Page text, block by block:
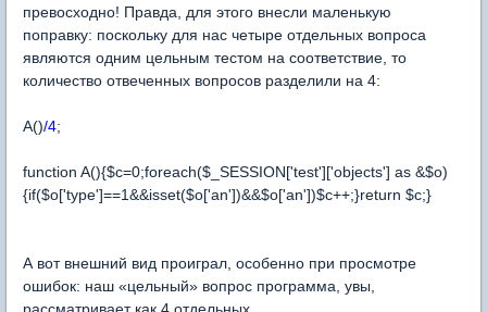
превосходно! Правда, для этого внесли маленькую
поправку: поскольку для нас четыре отдельных вопроса
являются одним цельным тестом на соответствие, то
количество отвеченных вопросов разделили на 4:
A()/4;
function A(){$c=0;foreach($_SESSION['test']['objects'] as &$o)
{if($o['type']==1&&isset($o['an'])&&$o['an'])$c++;}return $c;}
А вот внешний вид проиграл, особенно при просмотре
ошибок: наш «цельный» вопрос программа, увы,